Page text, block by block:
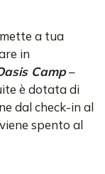
a tua
in
Camp–
è dotata di
dal check-in al
spento al